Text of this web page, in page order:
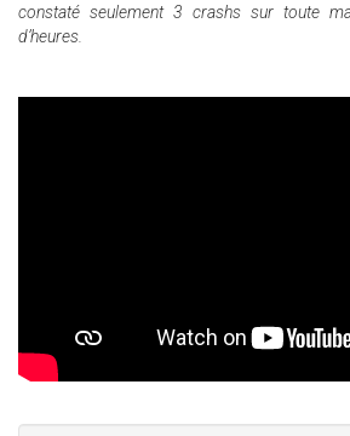
constaté seulement 3 crashs sur toute
d’heures.